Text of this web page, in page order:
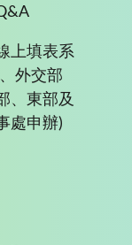
上填表系
外交部
、東部及
處申辦)